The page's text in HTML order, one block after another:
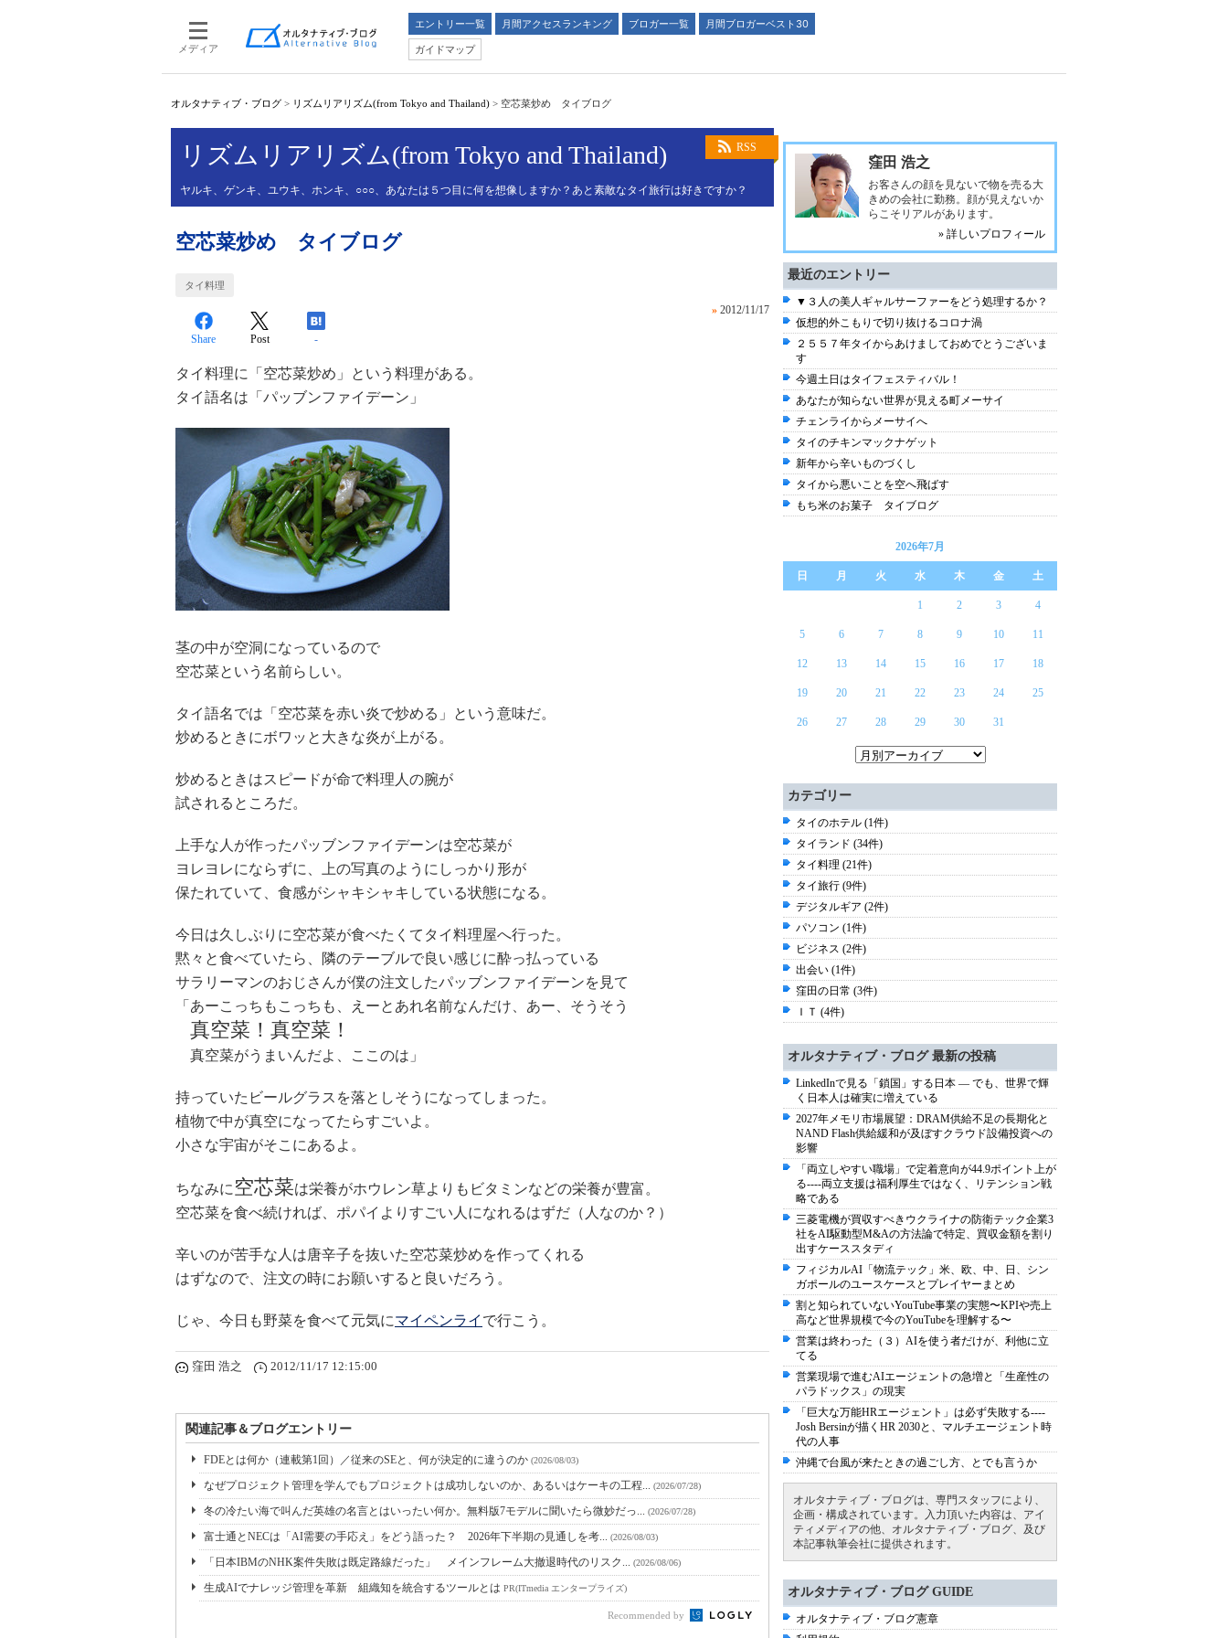
メディア
エントリー一覧 月間アクセスランキング ブロガー一覧
月間ブロガーベスト30
ガイドマップ
オルタナティブ・ブログ > リズムリアリズム(from Tokyo and Thailand) > 空芯菜炒め タイブログ
RSS
リズムリアリズム(from Tokyo and Thailand)
ヤルキ、ゲンキ、ユウキ、ホンキ、○○○、あなたは５つ目に何を想像しますか？あと素敵なタイ旅行は好きですか？
空芯菜炒め タイブログ
タイ料理
» 2012/11/17
Share Post -
タイ料理に「空芯菜炒め」という料理がある。
タイ語名は「パッブンファイデーン」
茎の中が空洞になっているので
空芯菜という名前らしい。
タイ語名では「空芯菜を赤い炎で炒める」という意味だ。
炒めるときにボワッと大きな炎が上がる。
炒めるときはスピードが命で料理人の腕が
試されるところだ。
上手な人が作ったパッブンファイデーンは空芯菜が
ヨレヨレにならずに、上の写真のようにしっかり形が
保たれていて、食感がシャキシャキしている状態になる。
今日は久しぶりに空芯菜が食べたくてタイ料理屋へ行った。
黙々と食べていたら、隣のテーブルで良い感じに酔っ払っている
サラリーマンのおじさんが僕の注文したパッブンファイデーンを見て
「あーこっちもこっちも、えーとあれ名前なんだけ、あー、そうそう
真空菜！真空菜！
真空菜がうまいんだよ、ここのは」
持っていたビールグラスを落としそうになってしまった。
植物で中が真空になってたらすごいよ。
小さな宇宙がそこにあるよ。
ちなみに 空芯菜は栄養がホウレン草よりもビタミンなどの栄養が豊富。
空芯菜を食べ続ければ、ポパイよりすごい人になれるはずだ（人なのか？）
辛いのが苦手な人は唐辛子を抜いた空芯菜炒めを作ってくれる
はずなので、注文の時にお願いすると良いだろう。
じゃ、今日も野菜を食べて元気にマイペンライ で行こう。
窪田 浩之 2012/11/17 12:15:00
関連記事＆ブログエントリー
FDEとは何か（連載第1回）／従来のSEと、何が決定的に違うのか (2026/08/03)
なぜプロジェクト管理を学んでもプロジェクトは成功しないのか、あるいはケーキの工程... (2026/07/28)
冬の冷たい海で叫んだ英雄の名言とはいったい何か。無料版7モデルに聞いたら微妙だっ... (2026/07/28)
富士通とNECは「AI需要の手応え」をどう語った？ 2026年下半期の見通しを考... (2026/08/03)
「日本IBMのNHK案件失敗は既定路線だった」 メインフレーム大撤退時代のリスク... (2026/08/06)
生成AIでナレッジ管理を革新 組織知を統合するツールとは PR(ITmedia エンタープライズ)
Recommended by
窪田 浩之
お客さんの顔を見ないで物を売る大
きめの会社に勤務。顔が見えないか
らこそリアルがあります。
» 詳しいプロフィール
最近のエントリー
▼３人の美人ギャルサーファーをどう処理するか？
仮想的外こもりで切り抜けるコロナ渦
２５５７年タイからあけましておめでとうございま
す
今週土日はタイフェスティバル！
あなたが知らない世界が見える町メーサイ
チェンライからメーサイへ
タイのチキンマックナゲット
新年から辛いものづくし
タイから悪いことを空へ飛ばす
もち米のお菓子 タイブログ
2026年7月
日 月 火 水 木 金 土
1 2 3 4
5 6 7 8 9 10 11
12 13 14 15 16 17 18
19 20 21 22 23 24 25
26 27 28 29 30 31
カテゴリー
タイのホテル (1件)
タイランド (34件)
タイ料理 (21件)
タイ旅行 (9件)
デジタルギア (2件)
パソコン (1件)
ビジネス (2件)
出会い (1件)
窪田の日常 (3件)
ＩＴ (4件)
オルタナティブ・ブログ 最新の投稿
LinkedInで見る「鎖国」する日本 ― でも、世界で輝
く日本人は確実に増えている
2027年メモリ市場展望：DRAM供給不足の長期化と
NAND Flash供給緩和が及ぼすクラウド設備投資への
影響
「両立しやすい職場」で定着意向が44.9ポイント上が
る----両立支援は福利厚生ではなく、リテンション戦
略である
三菱電機が買収すべきウクライナの防衛テック企業3
社をAI駆動型M&Aの方法論で特定、買収金額を割り
出すケーススタディ
フィジカルAI「物流テック」米、欧、中、日、シン
ガポールのユースケースとプレイヤーまとめ
割と知られていないYouTube事業の実態〜KPIや売上
高など世界規模で今のYouTubeを理解する〜
営業は終わった（３）AIを使う者だけが、利他に立
てる
営業現場で進むAIエージェントの急増と「生産性の
パラドックス」の現実
「巨大な万能HRエージェント」は必ず失敗する----
Josh Bersinが描くHR 2030と、マルチエージェント時
代の人事
沖縄で台風が来たときの過ごし方、とでも言うか
オルタナティブ・ブログは、専門スタッフにより、
企画・構成されています。入力頂いた内容は、アイ
ティメディアの他、オルタナティブ・ブログ、及び
本記事執筆会社に提供されます。
オルタナティブ・ブログ GUIDE
オルタナティブ・ブログ憲章